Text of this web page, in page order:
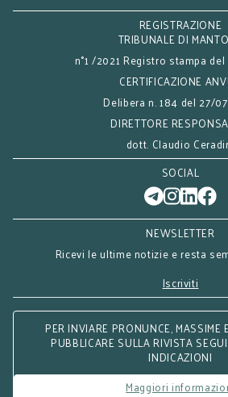
REGISTRAZIONE
TRIBUNALE DI
n°1 /2021 Registro stampa
CERTIFICAZIONE
Delibera n. 184 del 27/
DIRETTORE
dott. Claudio
SOCIAL
NEWSLETTER
Ricevi le ultime notizie e resta
Iscriviti
PER INVIARE PRONUNCE, MASSIME
PUBBLICARE SULLA RIVISTA
INDICAZIONI
Maggiori